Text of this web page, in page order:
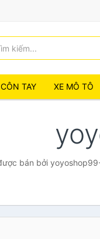
TAY XE MÔ TÔ
bán bởi